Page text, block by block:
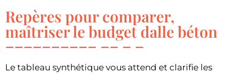
Repères pour comparer,
maîtriser le budget dalle béton
Le tableau synthétique vous attend et clarifie les